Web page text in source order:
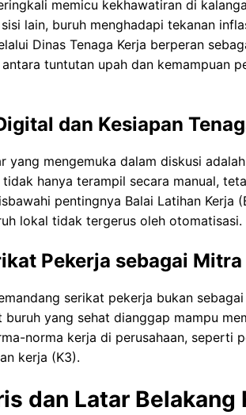
memicu kekhawatiran di
lain, buruh menghadapi tekanan
Dinas Tenaga Kerja berperan
tuntutan upah dan kemampuan
dan Kesiapan
yang mengemuka dalam diskusi
hanya terampil secara manual,
pentingnya Balai Latihan Kerja
lokal tidak tergerus oleh otomatisasi.
Pekerja sebagai
serikat pekerja bukan
buruh yang sehat dianggap mampu
norma kerja di perusahaan, seperti
kerja (K3).
dan Latar Belakang